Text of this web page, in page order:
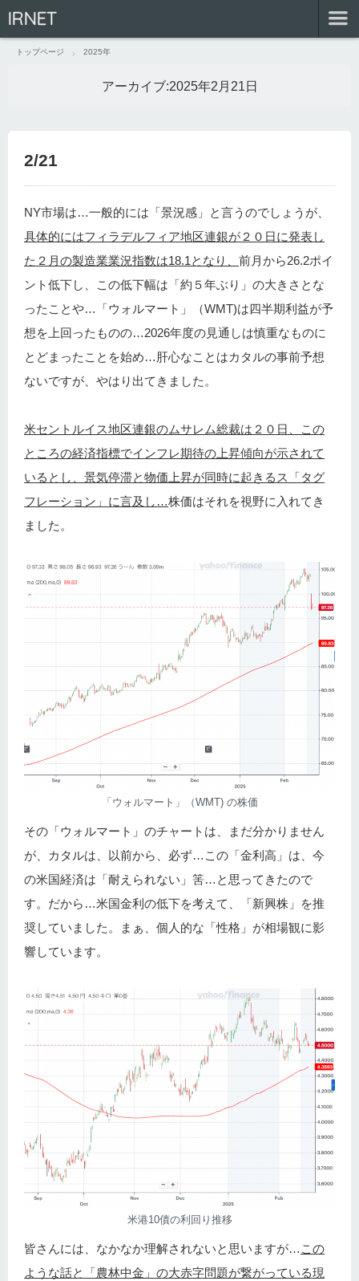
IRNET
トップページ 2025年
アーカイブ:2025年2月21日
2/21
NY市場は…一般的には「景況感」と言うのでしょうが、
具体的にはフィラデルフィア地区連銀が２０日に発表し
た２月の製造業業況指数は18.1となり、 前月から26.2ポイ
ント低下し、この低下幅は「約５年ぶり」の大きさとな
ったことや…「ウォルマート」（WMT)は四半期利益が予
想を上回ったものの…2026年度の見通しは慎重なものに
とどまったことを始め…肝心なことはカタルの事前予想
ないですが、やはり出てきました。
米セントルイス地区連銀のムサレム総裁は２０日、この
ところの経済指標でインフレ期待の上昇傾向が示されて
いるとし、景気停滞と物価上昇が同時に起きるス「タグ
フレーション」に言及し…株価はそれを視野に入れてき
ました。
「ウォルマート」（WMT) の株価
その「ウォルマート」のチャートは、まだ分かりません
が、カタルは、以前から、必ず…この「金利高」は、今
の米国経済は「耐えられない」筈…と思ってきたので
す。だから…米国金利の低下を考えて、「新興株」を推
奨していました。まぁ、個人的な「性格」が相場観に影
響しています。
米港10債の利回り推移
皆さんには、なかなか理解されないと思いますが… この
ような話と「農林中金」の大赤字問題が繋がっている現